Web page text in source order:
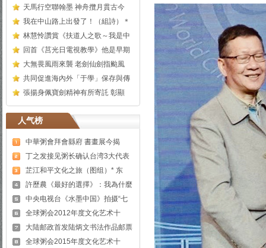
天馬行空聯翰墨 神舟攬月貫古今
我在中山路上出發了！（組詩）＊
林慧怜讚賞《扶道人之歌～我是中
回首《莒光日電視教學》他是早期
大無畏風雨來襲 老劍仙劍指颱風
共同促進海內外「于學」保存與傳
張揚身佩寶劍精神有所寄託 彰顯
人气榜
中華粥會拜會縣府 書畫展今揭
丁之发接见粥长确认台湾3大代表
芷江和平文化之旅（图组）* 东
許歷農《最好的選擇》：我為什麼
中央电视台《水墨中国》拍摄“七
全球粥会2012年度文化艺术十
大陆邮政首发陆炳文书法作品邮票
全球粥会2015年度文化艺术十